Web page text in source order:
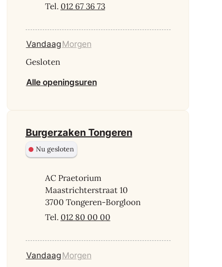
012 67 36 73
Vandaag Morgen
Gesloten
Alle openingsurenBurgerzaken Borgloon
Burgerzaken Tongeren
Nu gesloten
AdresAC Praetorium
Maastrichterstraat 10
,3700 Tongeren-Borgloon
012 80 00 00
Vandaag Morgen